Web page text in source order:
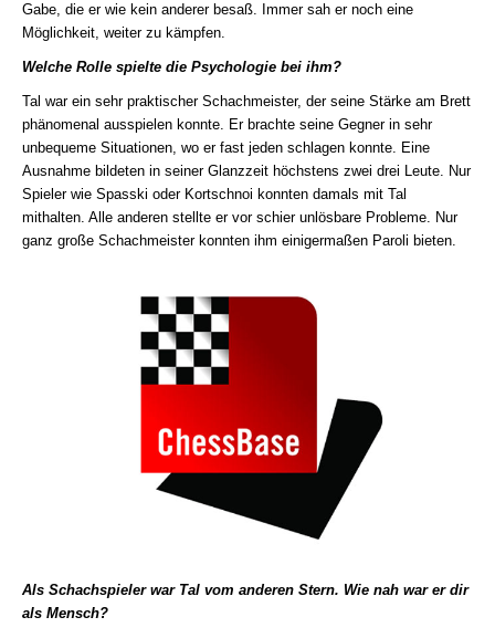
Gabe, die er wie kein anderer besaß. Immer sah er noch eine
Möglichkeit, weiter zu kämpfen.
Welche Rolle spielte die Psychologie bei ihm?
Tal war ein sehr praktischer Schachmeister, der seine Stärke am Brett
phänomenal ausspielen konnte. Er brachte seine Gegner in sehr
unbequeme Situationen, wo er fast jeden schlagen konnte. Eine
Ausnahme bildeten in seiner Glanzzeit höchstens zwei drei Leute. Nur
Spieler wie Spasski oder Kortschnoi konnten damals mit Tal
mithalten. Alle anderen stellte er vor schier unlösbare Probleme. Nur
ganz große Schachmeister konnten ihm einigermaßen Paroli bieten.
Als Schachspieler war Tal vom anderen Stern. Wie nah war er dir
als Mensch?